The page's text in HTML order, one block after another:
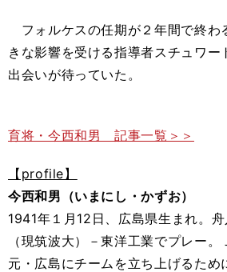
フォルケスの任期が２年間で終わ
きな影響を受ける指導者スチュワー
出会いが待っていた。
育将・今西和男 記事一覧＞＞
【profile】
今西和男（いまにし・かずお）
1941年１月12日、広島県生まれ。
（現筑波大）－東洋工業でプレー
元・広島にチームを立ち上げるため